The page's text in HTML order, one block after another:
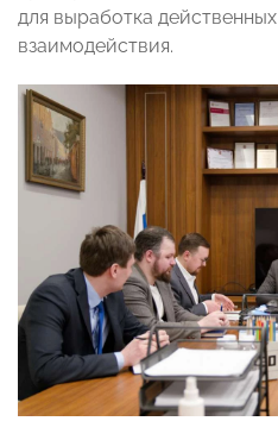
для выработка
взаимодействия.